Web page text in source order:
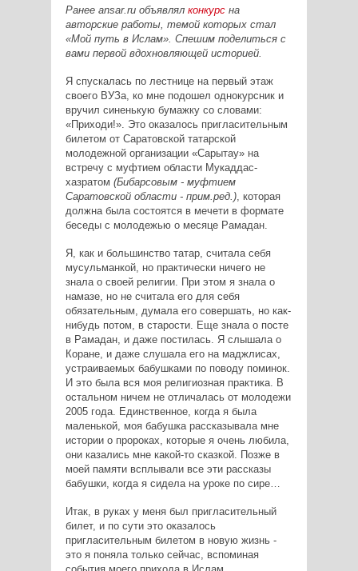
Ранее ansar.ru объявлял конкурсна
авторские работы, темой которых стал
«Мой путь в Ислам». Спешим поделиться с
вами первой вдохновляющей историей.
Я спускалась по лестнице на первый этаж
своего ВУЗа, ко мне подошел однокурсник и
вручил синенькую бумажку со словами:
«Приходи!». Это оказалось пригласительным
билетом от Саратовской татарской
молодежной организации «Сарытау» на
встречу с муфтием области Мукаддас-
хазратом (Бибарсовым - муфтием
Саратовской области - прим.ред.), которая
должна была состоятся в мечети в формате
беседы с молодежью о месяце Рамадан.
Я, как и большинство татар, считала себя
мусульманкой, но практически ничего не
знала о своей религии. При этом я знала о
намазе, но не считала его для себя
обязательным, думала его совершать, но как-
нибудь потом, в старости. Еще знала о посте
в Рамадан, и даже постилась. Я слышала о
Коране, и даже слушала его на маджлисах,
устраиваемых бабушками по поводу поминок.
И это была вся моя религиозная практика. В
остальном ничем не отличалась от молодежи
2005 года. Единственное, когда я была
маленькой, моя бабушка рассказывала мне
истории о пророках, которые я очень любила,
они казались мне какой-то сказкой. Позже в
моей памяти всплывали все эти рассказы
бабушки, когда я сидела на уроке по сире…
Итак, в руках у меня был пригласительный
билет, и по сути это оказалось
пригласительным билетом в новую жизнь -
это я поняла только сейчас, вспоминая